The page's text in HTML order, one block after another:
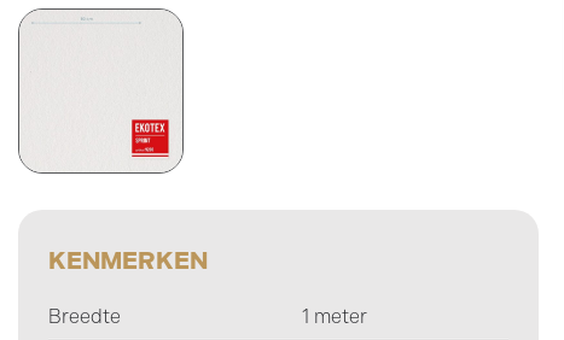
KENMERKEN
Breedte 1 meter